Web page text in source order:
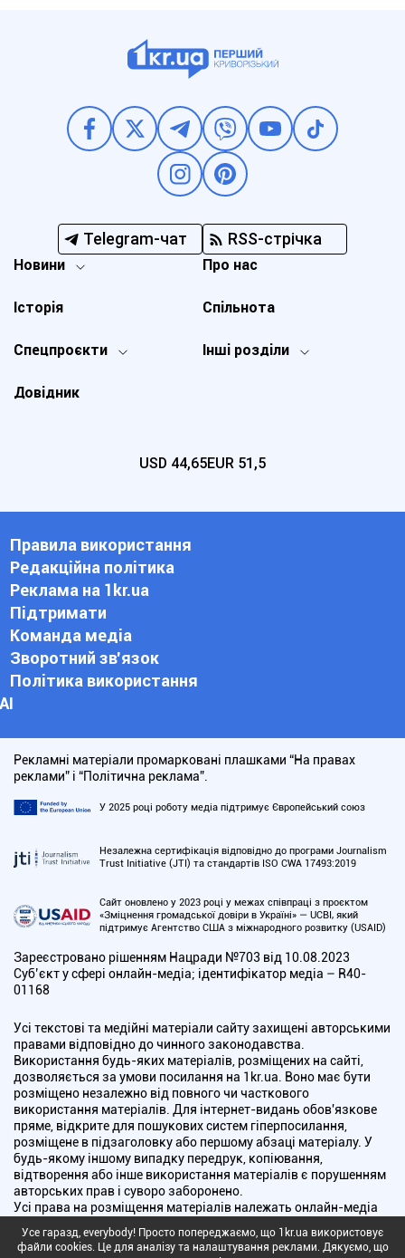
Telegram-чат RSS-стрічка
Новини
Спецпроєкти Інші розділи
Історія
Про нас
Довідник
Спільнота
USD 44,65EUR 51,5
Правила використання
Редакційна політика
Реклама на 1kr.ua
Підтримати
Команда медіа
Зворотний зв'язок
Політика використання
АІ
Рекламні матеріали промарковані плашками “На правах
реклами” і “Політична реклама”.
У 2025 році роботу медіа підтримує Європейський союз
Незалежна сертифікація відповідно до програми Journalism
Trust Initiative (JTI) та стандартів ISO CWA 17493:2019
Сайт оновлено у 2023 році у межах співпраці з проєктом
«Зміцнення громадської довіри в Україні» — UCBI, який
підтримує Агентство США з міжнародного розвитку (USAID)
Зареєстровано рішенням Нацради №703 від 10.08.2023
Cуб’єкт у сфері онлайн-медіа; ідентифікатор медіа – R40-
01168
Усі текстові та медійні матеріали сайту захищені авторськими
правами відповідно до чинного законодавства.
Використання будь-яких матеріалів, розміщених на сайті,
дозволяється за умови посилання на 1kr.ua. Воно має бути
розміщено незалежно від повного чи часткового
використання матеріалів. Для інтернет-видань обов'язкове
пряме, відкрите для пошукових систем гіперпосилання,
розміщене в підзаголовку або першому абзаці матеріалу. У
будь-якому іншому випадку передрук, копіювання,
відтворення або інше використання матеріалів є порушенням
авторських прав і суворо заборонено.
Усі права на розміщення матеріалів належать онлайн-медіа
"Перший Криворізький". Медіа зареєстроване Національною
радою України з питань телебачення і радіомовлення.
Усе гаразд, everybody! Просто попереджаємо, що 1kr.ua використовує
файли cookies. Це для аналізу та налаштування реклами. Дякуємо, що